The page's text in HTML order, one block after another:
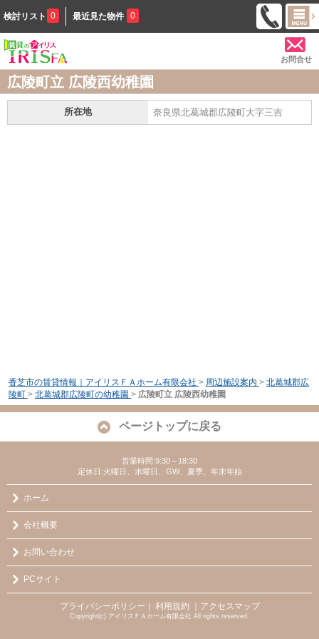
検討リスト 0 最近見た物件 0
お問合せ
広陵町立 広陵西幼稚園
所在地 奈良県北葛城郡広陵町大字三吉
香芝市の賃貸情報｜アイリスＦＡホーム有限会社 > 周辺施設案内 > 北葛城郡広
陵町 > 北葛城郡広陵町の幼稚園 > 広陵町立 広陵西幼稚園
ページトップに戻る
営業時間:9:30～18:30
定休日:火曜日、水曜日、GW、夏季、年末年始
ホーム
会社概要
お問い合わせ
PCサイト
プライバシーポリシー ｜ 利用規約 ｜アクセスマップ
Copyright(c) アイリスＦＡホーム有限会社 All rights reserved.